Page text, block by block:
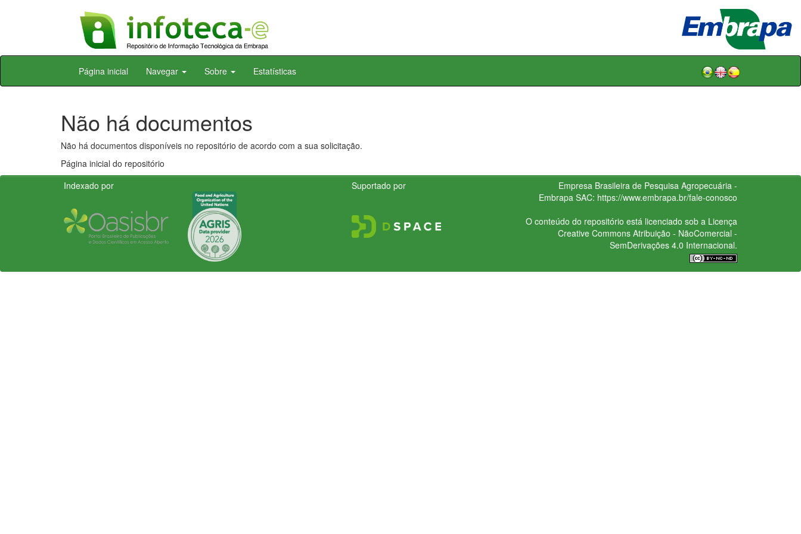
Skip
Página inicial Navegar Sobre Estatísticas
Não há documentos
Não há documentos disponíveis no repositório de acordo com a sua solicitação.
Página inicial do repositório
Indexado por
Suportado por
Empresa Brasileira de Pesquisa Agropecuária -
Embrapa SAC: https://www.embrapa.br/fale-conosco
O conteúdo do repositório está licenciado sob a Licença
Creative CommonsAtribuição - NãoComercial -
SemDerivações 4.0 Internacional.